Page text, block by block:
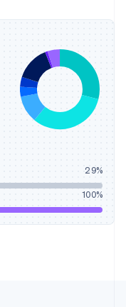
29%
100%